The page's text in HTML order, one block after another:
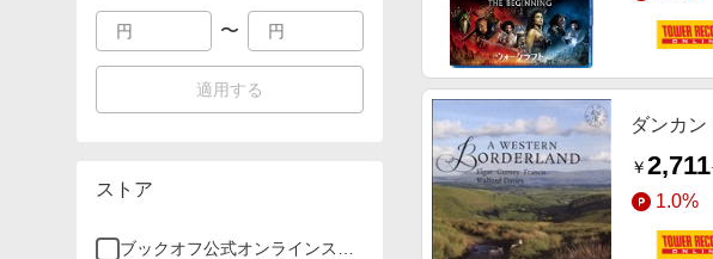
〜
適用する
ストア
ブックオフ公式オンラインスト
ダンカ
￥2,711
1.0%